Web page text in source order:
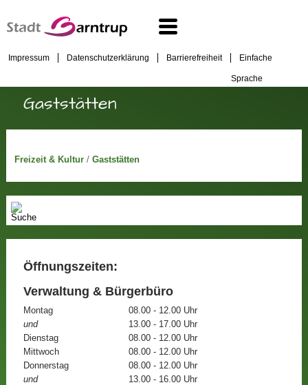
Impressum Datenschutzerklärung Barrierefreiheit Einfache
Sprache
Gaststätten
Freizeit & Kultur/ Gaststätten
Öffnungszeiten:
Verwaltung & Bürgerbüro
Montag
08.00 - 12.00 Uhr
und
13.00 - 17.00 Uhr
Dienstag
08.00 - 12.00 Uhr
Mittwoch
08.00 - 12.00 Uhr
Donnerstag
08.00 - 12.00 Uhr
und
13.00 - 16.00 Uhr